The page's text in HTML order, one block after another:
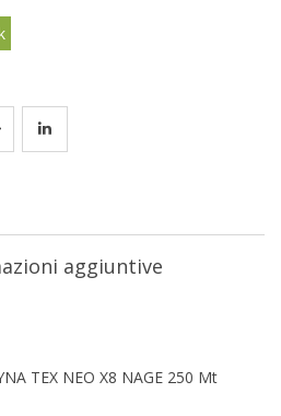
aggiuntive
TEX NEO X8 NAGE 250 Mt